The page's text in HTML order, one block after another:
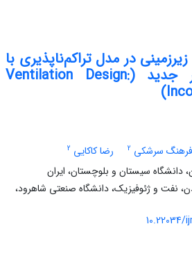
در مدل تراکم‌ناپذیری با
استفاده از نرم‌افزار جدید (Ventilation Design:
فرهنگ سرشکی 2 رضا کاکایی 2
دانشگاه سیستان و بلوچستان، ایران
نفت و ژئوفیزیک، دانشگاه صنعتی شاهرود،
10.22034/